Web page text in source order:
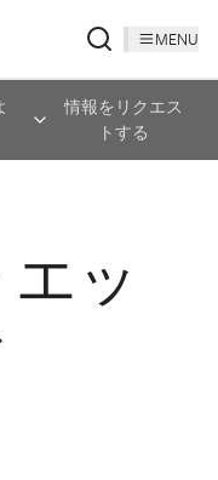
MENU
情報をリクエス
トする
ッ